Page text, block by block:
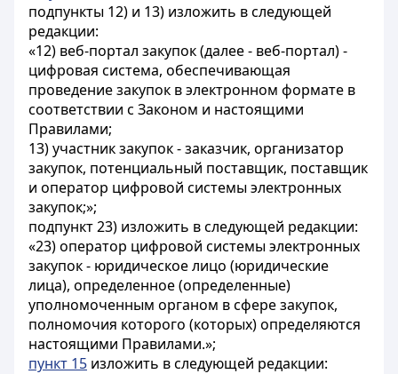
подпункты 12) и 13) изложить в следующей
редакции:
«12) веб-портал закупок (далее - веб-портал) -
цифровая система, обеспечивающая
проведение закупок в электронном формате в
соответствии с Законом и настоящими
Правилами;
13) участник закупок - заказчик, организатор
закупок, потенциальный поставщик, поставщик
и оператор цифровой системы электронных
закупок;»;
подпункт 23) изложить в следующей редакции:
«23) оператор цифровой системы электронных
закупок - юридическое лицо (юридические
лица), определенное (определенные)
уполномоченным органом в сфере закупок,
полномочия которого (которых) определяются
настоящими Правилами.»;
пункт 15 изложить в следующей редакции: